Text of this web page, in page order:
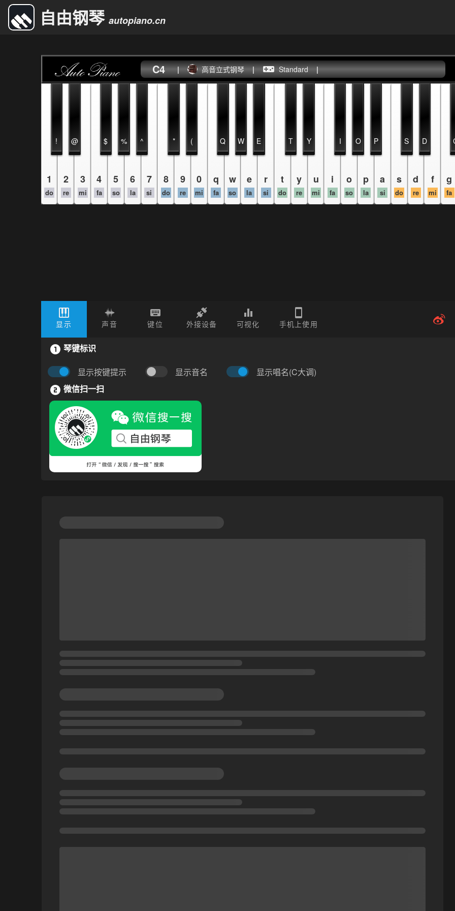
自由钢琴 autopiano.cn
C4 | 高音立式钢琴 | Standard |
1
do
2
re
3
mi
4
fa
5
so
6
la
7
si
8
do
9
re
0
mi
q
fa
w
so
e
la
r
si
t
do
y
re
u
mi
i
fa
o
so
p
la
a
si
s
do
d
re
f
mi
g
fa
! @ $ % ^ * ( Q W E T Y I O P S D
显示 声音 键位 外接设备 可视化 手机上使用
琴键标识
显示按键提示 显示音名 显示唱名(C大调)
微信扫一扫